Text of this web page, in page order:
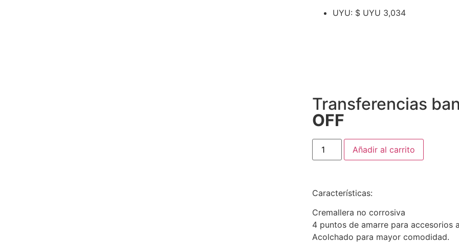
UYU: $ UYU 3,034
Transferencias
OFF
Añadir al carrito
Características:
Cremallera no corrosiva
4 puntos de amarre para accesorios
Acolchado para mayor comodidad.